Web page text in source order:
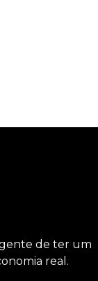
de ter um
real.